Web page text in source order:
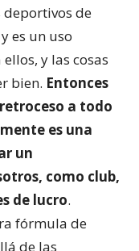
de
es un uso
y las cosas
bien. Entonces
a todo
es una
un
como club,
de lucro.
fórmula de
de las